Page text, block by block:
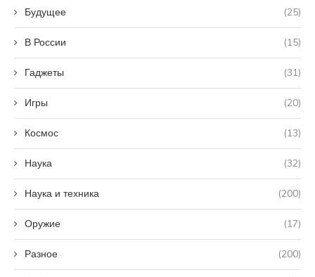
Будущее (25)
В России (15)
Гаджеты (31)
Игры (20)
Космос (13)
Наука (32)
Наука и техника (200)
Оружие (17)
Разное (200)